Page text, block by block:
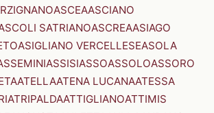
ASCEAASCIANO
SATRIANOASCREAASIAGO
ASIGLIANO VERCELLESEASOLA
ASSISIASSOASSOLOASSORO
ATELLAATENA LUCANAATESSA
ATRIPALDAATTIGLIANOATTIMIS